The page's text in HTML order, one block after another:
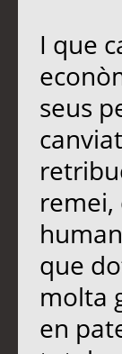
I que
seus
remei,
que
molta
en